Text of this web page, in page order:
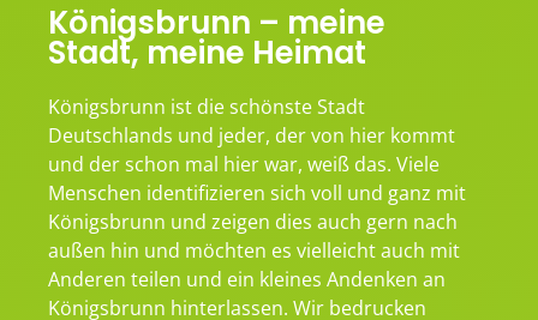
Königsbrunn – meine
Stadt, meine Heimat
Königsbrunn ist die schönste Stadt
Deutschlands und jeder, der von hier kommt
und der schon mal hier war, weiß das. Viele
Menschen identifizieren sich voll und ganz mit
Königsbrunn und zeigen dies auch gern nach
außen hin und möchten es vielleicht auch mit
Anderen teilen und ein kleines Andenken an
Königsbrunn hinterlassen. Wir bedrucken